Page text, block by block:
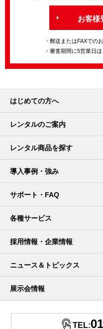
お客様
・郵送またはFAXでの
・審査期間に5営業日ほ
はじめての方へ
レンタルのご案内
レンタル商品を探す
導入事例・強み
サポート・FAQ
各種サービス
採用情報・企業情報
ニュース＆トピックス
展示会情報
TEL: